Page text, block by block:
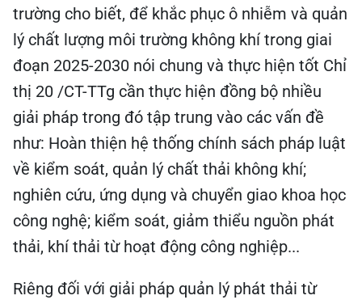
trường cho biết, để khắc phục ô nhiễm và quản
lý chất lượng môi trường không khí trong giai
đoạn 2025-2030 nói chung và thực hiện tốt Chỉ
thị 20 /CT-TTg cần thực hiện đồng bộ nhiều
giải pháp trong đó tập trung vào các vấn đề
như: Hoàn thiện hệ thống chính sách pháp luật
về kiểm soát, quản lý chất thải không khí;
nghiên cứu, ứng dụng và chuyển giao khoa học
công nghệ; kiểm soát, giảm thiểu nguồn phát
thải, khí thải từ hoạt động công nghiệp...
Riêng đối với giải pháp quản lý phát thải từ